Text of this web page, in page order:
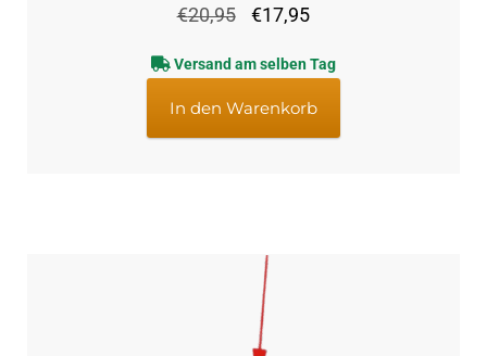
€20,95
Ursprünglicher
war:
€20,95
€17,95Aktueller
ist:
€17,95.
Versand am selben Tag
In den Warenkorb